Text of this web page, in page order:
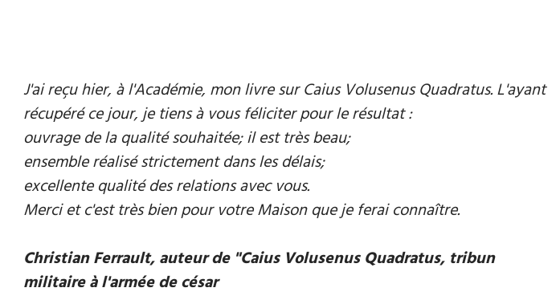
J'ai reçu hier, à l'Académie, mon livre sur Caius Volusenus Quadratus. L'ayant
récupéré ce jour, je tiens à vous féliciter pour le résultat :
ouvrage de la qualité souhaitée; il est très beau;
ensemble réalisé strictement dans les délais;
excellente qualité des relations avec vous.
Merci et c'est très bien pour votre Maison que je ferai connaître.
Christian Ferrault, auteur de "Caius Volusenus Quadratus, tribun
militaire à l'armée de césar